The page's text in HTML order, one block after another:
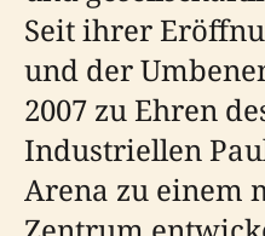
Seit ihrer
und der
2007 zu Ehren
Industriellen
Arena zu einem